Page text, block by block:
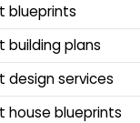
blueprints
building plans
design services
house blueprints